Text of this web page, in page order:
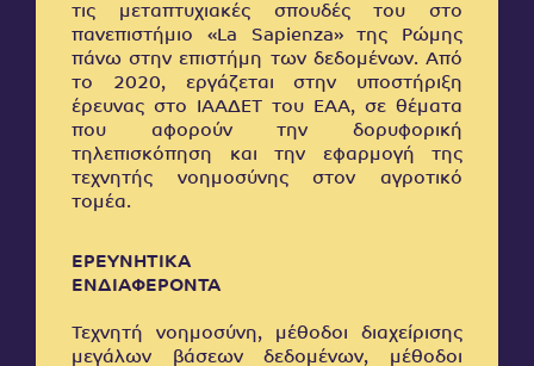
τις μεταπτυχιακές σπουδές του στο
πανεπιστήμιο «La Sapienza» της Ρώμης
πάνω στην επιστήμη των δεδομένων. Από
το 2020, εργάζεται στην υποστήριξη
έρευνας στο ΙΑΑΔΕΤ του ΕΑΑ, σε θέματα
που αφορούν την δορυφορική
τηλεπισκόπηση και την εφαρμογή της
τεχνητής νοημοσύνης στον αγροτικό
τομέα.
ΕΡΕΥΝΗΤΙΚΑ
ΕΝΔΙΑΦΕΡΟΝΤΑ
Τεχνητή νοημοσύνη, μέθοδοι διαχείρισης
μεγάλων βάσεων δεδομένων, μέθοδοι